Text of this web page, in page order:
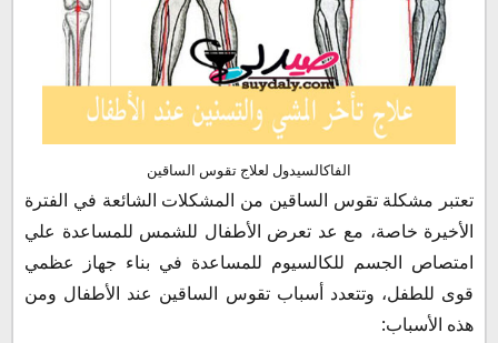
الفاكالسيدول لعلاج تقوس الساقين
تعتبر مشكلة تقوس الساقين من المشكلات الشائعة في الفترة
الأخيرة خاصة، مع عد تعرض الأطفال للشمس للمساعدة علي
امتصاص الجسم للكالسيوم للمساعدة في بناء جهاز عظمي
قوى للطفل، وتتعدد أسباب تقوس الساقين عند الأطفال ومن
هذه الأسباب: